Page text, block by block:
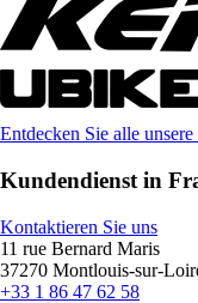
Entdecken Sie alle
Kundendienst in
Kontaktieren Sie uns
11 rue Bernard Maris
37270 Montlouis-sur-
+33 1 86 47 62 58